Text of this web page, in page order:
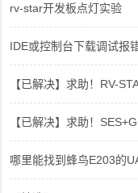
rv-star开发板点灯实验
IDE或控制台下载调试报
【已解决】求助！RV-
【已解决】求助！
哪里能找到蜂鸟E203的